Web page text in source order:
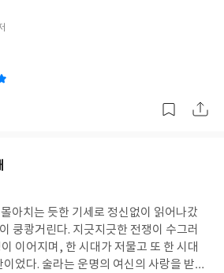
당의 그 유명한 브루넬레스키의 돔에 올
에서 한적한 시간을 보냈다. 아카데미아
간과 시장통같이 붐비던 관람분위기는
숙소가 산타 마리아 노벨라 성당앞에 있었
못한 것은 아쉽기만 하다. 다음에 기회가
의 만찬을 찾아서」를 따라 순례자의 마음
예언까지 얻게된 술라의 앞날에는 어떠
렐리아의 아들 카이사르도 천하의 영재
로마의 일인자』 시리즈
반사적으로 『풀잎관』 시리즈를 시작하
이 작품에 쏟은 저자의 열정을 새삼 느끼
는 인물들의 뜨거운 이야기에 매료되어 이
로원 보수층의 굳은 마음도 열어 지지를 얻
일까? 그라쿠스형제들과 같은 최후를 맞
지도자들때문에 벌어지는 무고한 병사
리가 날 지경이다. 그나마 마리우스가 북
시 쓰러진 마리우스를 넘어서 로마의 일
되지만, 술라는 결코 마리우스가 가진 위
려진다. 마리우스 또한 마리우스 2세의
려고 데쿠미우스같은 암살자의 손까지 빌
없는 아버지일 뿐이다. 그에게서 자기 아
의 모습을 기대할 수는 없었다. 술라는
되었고, 지루한 아내와 이혼하고 부유한
아치는 듯한 기세로 정신없이 읽어나갔
쿵쾅거린다. 지긋지긋한 전쟁이 수그러
이어지며, 한 시대가 저물고 또 한 시대
의 사랑을 받아